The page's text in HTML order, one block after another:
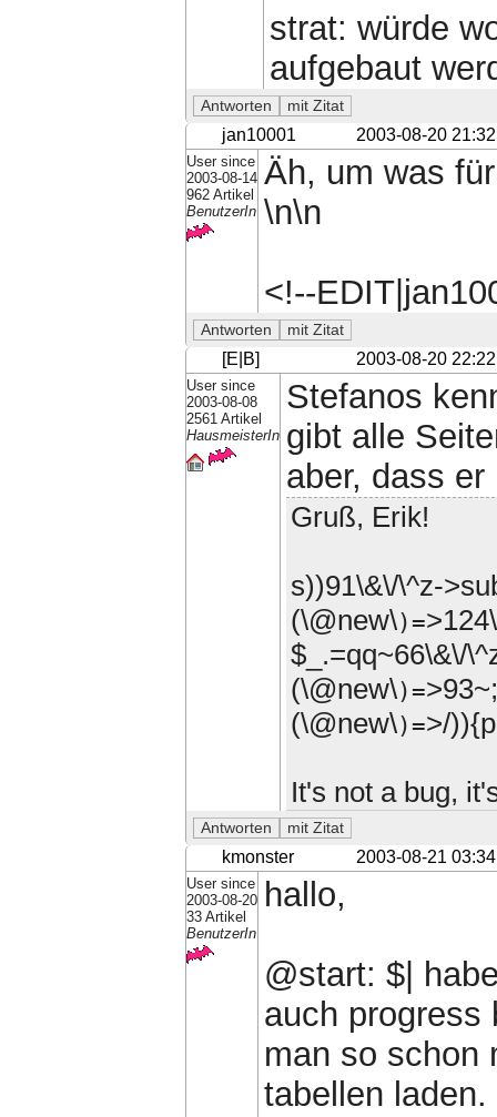
strat: würde
aufgebaut
jan10001 2003-08-20 21:32
User since
2003-08-14
962 Artikel
BenutzerIn
Äh, um was
\n\n
<!--
[E|B] 2003-08-20 22:22
User since
2003-08-08
2561 Artikel
HausmeisterIn
Stefanos
gibt alle
aber, dass
Gruß, Erik!
s))91\&\/\^z-
(\@new\)=
$_.=qq~66\&\/
(\@new\)=
(\@new\)=>/
It's not a bug,
kmonster 2003-08-21 03:34
User since
2003-08-20
33 Artikel
BenutzerIn
hallo,
@start: $|
auch progress
man so schon
tabellen laden.